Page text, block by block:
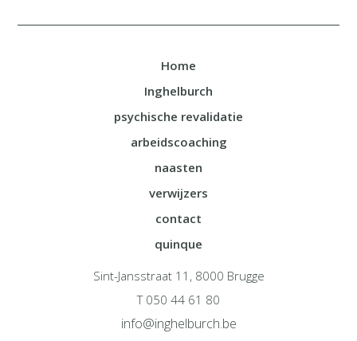
Home
Inghelburch
psychische revalidatie
arbeidscoaching
naasten
verwijzers
contact
quinque
Sint-Jansstraat 11, 8000 Brugge
T 050 44 61 80
info@inghelburch.be